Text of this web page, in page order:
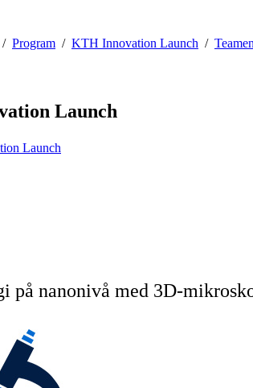
Program KTH Innovation Launch
Launch
Launch
på nanonivå med 3D-